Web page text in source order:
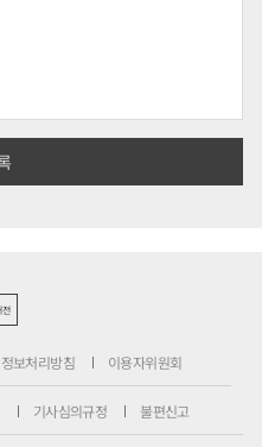
전
보처리방침 이용자위원회
기사심의규정 불편신고